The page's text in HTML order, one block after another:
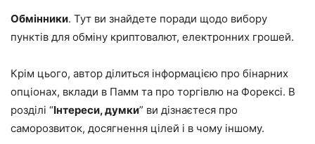
Обмінники. Тут ви знайдете поради щодо вибору
пунктів для обміну криптовалют, електронних грошей.
Крім цього, автор ділиться інформацією про бінарних
опціонах, вклади в Памм та про торгівлю на Форексі. В
розділі “Інтереси, думки” ви дізнаєтеся про
саморозвиток, досягнення цілей і в чому іншому.